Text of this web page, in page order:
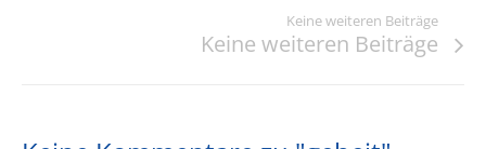
Keine weiteren Beiträge
Keine weiteren Beiträge